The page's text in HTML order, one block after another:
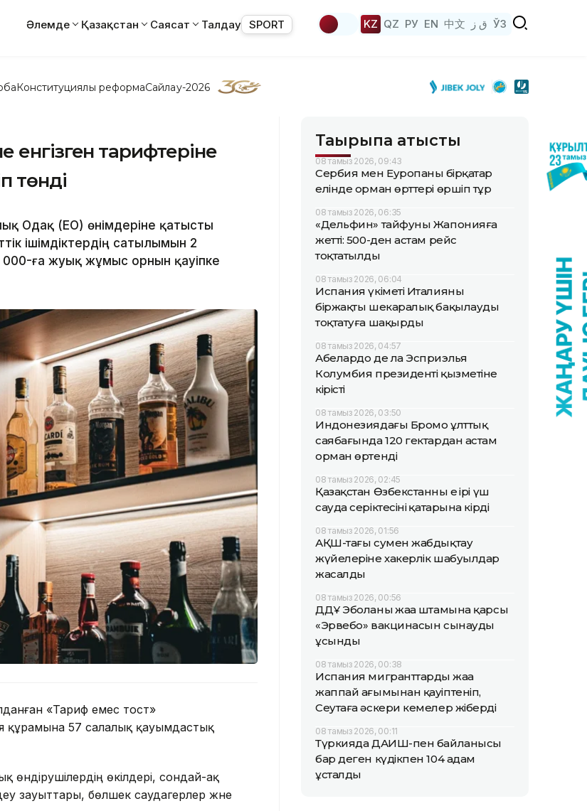
Әлемде Қазақстан Саясат Талдау SPORT KZ QZ РУ EN 中文 ق ز ЎЗ
Конституциялық реформаСайлау-2026
енгізген тарифтеріне
төнді
Одақ (ЕО) өнімдеріне қатысты
ішімдіктердің сатылымын 2
ға жуық жұмыс орнын қауіпке
«Тариф емес тост»
құрамына 57 салалық қауымдастық
өндірушілердің өкілдері, сондай-ақ
зауыттары, бөлшек саудагерлер және
Тақырыпқа қатысты
08 тамыз 2026, 09:43
Сербия мен Еуропаның бірқатар
елінде орман өрттері өршіп тұр
08 тамыз 2026, 06:35
«Дельфин» тайфуны Жапонияға
жетті: 500-ден астам рейс
тоқтатылды
08 тамыз 2026, 06:04
Испания үкіметі Италияны
біржақты шекаралық бақылауды
тоқтатуға шақырды
08 тамыз 2026, 04:57
Абелардо де ла Эсприэлья
Колумбия президенті қызметіне
кірісті
08 тамыз 2026, 03:50
Индонезиядағы Бромо ұлттық
саябағында 120 гектардан астам
орман өртенді
08 тамыз 2026, 02:45
Қазақстан Өзбекстанның ең ірі үш
сауда серіктесінің қатарына кірді
08 тамыз 2026, 01:56
АҚШ-тағы сумен жабдықтау
жүйелеріне хакерлік шабуылдар
жасалды
08 тамыз 2026, 00:56
ДДҰ Эболаның жаңа штамына қарсы
«Эрвебо» вакцинасын сынауды
ұсынды
08 тамыз 2026, 00:38
Испания мигранттардың жаңа
жаппай ағымынан қауіптеніп,
Сеутаға әскери кемелер жіберді
08 тамыз 2026, 00:11
Түркияда ДАИШ-пен байланысы
бар деген күдікпен 104 адам
ұсталды